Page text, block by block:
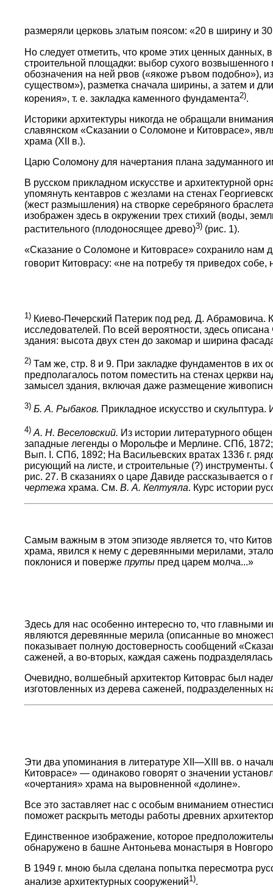
размеряли церковь златым поясом: «20 в ширину и
Но следует отметить, что кроме этих ценных данных,
строительной площадки: выбор сухого
обозначения на ней рвов («якоже ръвом подобно»),
существом»), разметка сначала ширины, а затем и
корения», т. е. закладка каменного фундамента2).
Историки архитектуры никогда не обращали
славянском «Сказании о Соломоне и Китоврасе»,
храма (XII в.).
Царю Соломону для начертания плана задуманного
В русском прикладном искусстве и архитектурной
упомянуть кентавров с жезлами на стенах
(жест размышления) на створке серебряного
изображен здесь в окружении трех стихий (воды,
растительного (плодоносящее древо)3) (рис. 1).
«Сказание о Соломоне и Китоврасе» сохранило нам
говорит Китоврасу: «не на потребу тя приведох собе,
1) Киево-Печерский Патерик под ред. Д. Абрамовича.
исследователей. По всей вероятности, здесь
здания: высота двух стен до закомар и ширина
2) Там же, стр. 8 и 9. При закладке фундаментов в их
предполагалось потом поместить на стенах церкви
замысел здания, включая даже размещение
3) Б. А. Рыбаков. Прикладное искусство и
4) А. Н. Веселовский. Из истории литературного
западные легенды о Морольфе и Мерлине. СПб,
Вып. I. СПб, 1892; На Васильевских вратах 1336 г.
рисующий на листе, и строительные (?)
рис. 27. В сказаниях о царе Давиде рассказывается
чертежа храма. См. В. А. Келтуяла. Курс истории
Самым важным в этом эпизоде является то, что
храма, явился к нему с деревянными мерилами,
поклонися и поверже пруты пред царем молча...»
Здесь для нас особенно интересно то, что главными
являются деревянные мерила (описанные во
показывает полную достоверность сообщений
саженей, а во-вторых, каждая сажень
Очевидно, волшебный архитектор Китоврас был
изготовленных из дерева саженей, подразделенных
Эти два упоминания в литературе XII—XIII вв. о
Китоврасе» — одинаково говорят о значении
«очертания» храма на выровненной «долине».
Все это заставляет нас с особым вниманием
поможет раскрыть методы работы древних
Единственное изображение, которое
обнаружено в башне Антоньева монастыря в
В 1949 г. мною была сделана попытка пересмотра
анализе архитектурных сооружений1).